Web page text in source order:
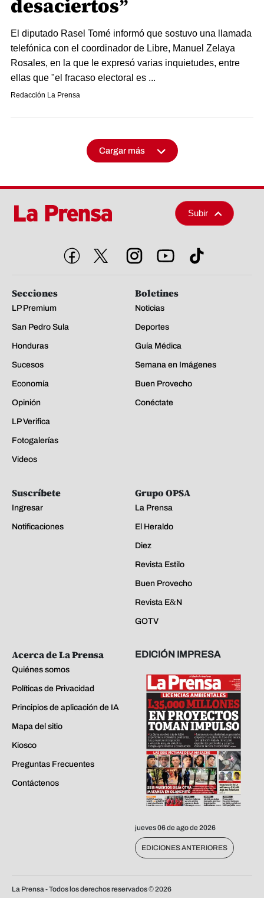
desaciertos”
El diputado Rasel Tomé informó que sostuvo una llamada
telefónica con el coordinador de Libre, Manuel Zelaya
Rosales, en la que le expresó varias inquietudes, entre
ellas que "el fracaso electoral es ...
Redacción La Prensa
Cargar más
Subir
Secciones
LP Premium
San Pedro Sula
Honduras
Sucesos
Economía
Opinión
LP Verifica
Fotogalerías
Videos
Boletines
Noticias
Deportes
Guía Médica
Semana en Imágenes
Buen Provecho
Conéctate
Suscríbete
Ingresar
Notificaciones
Grupo OPSA
La Prensa
El Heraldo
Diez
Revista Estilo
Buen Provecho
Revista E&N
GOTV
Acerca de La Prensa
Quiénes somos
Políticas de Privacidad
Principios de aplicación de IA
Mapa del sitio
Kiosco
Preguntas Frecuentes
Contáctenos
EDICIÓN IMPRESA
jueves 06 de ago de 2026
EDICIONES ANTERIORES
La Prensa - Todos los derechos reservados ©2026